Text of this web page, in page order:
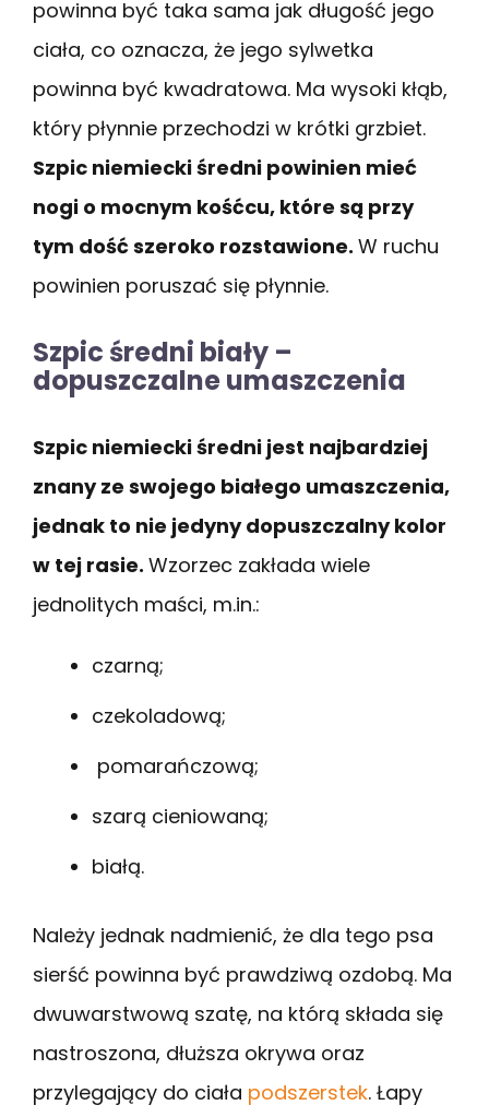
powinna być taka sama jak długość jego
ciała, co oznacza, że jego sylwetka
powinna być kwadratowa. Ma wysoki kłąb,
który płynnie przechodzi w krótki grzbiet.
Szpic niemiecki średni powinien mieć
nogi o mocnym kośćcu, które są przy
tym dość szeroko rozstawione. W ruchu
powinien poruszać się płynnie.
Szpic średni biały –
dopuszczalne umaszczenia
Szpic niemiecki średni jest najbardziej
znany ze swojego białego umaszczenia,
jednak to nie jedyny dopuszczalny kolor
w tej rasie. Wzorzec zakłada wiele
jednolitych maści, m.in.:
czarną;
czekoladową;
pomarańczową;
szarą cieniowaną;
białą.
Należy jednak nadmienić, że dla tego psa
sierść powinna być prawdziwą ozdobą. Ma
dwuwarstwową szatę, na którą składa się
nastroszona, dłuższa okrywa oraz
przylegający do ciała podszerstek. Łapy